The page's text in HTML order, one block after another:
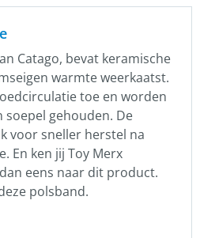
Catago, bevat keramische
warmte weerkaatst.
toe en worden
gehouden. De
voor sneller herstel na
En ken jij Toy Merx
eens naar dit product.
polsband.